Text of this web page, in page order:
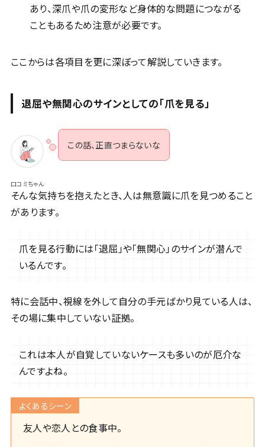
あり、深爪や爪の変形など身体的な問題につながる
こともあるため注意が必要です。
ここからは各項目を更に深ぼって解説していきます。
退屈や無関心のサインとしての「爪を見る」
口コミちゃん
この話、正直つまらないな
そんな気持ちを抱えたとき、人は無意識に爪を見つめること
があります。
爪を見る行動には「退屈」や「無関心」のサインが潜んで
いるんです。
特に会話中、視線を外して自分の手元ばかり見ている人は、
その場に集中していない証拠。
これは本人が自覚していないケースも多いのが厄介な
んですよね。
よくあるシーン
友人や恋人との食事中。